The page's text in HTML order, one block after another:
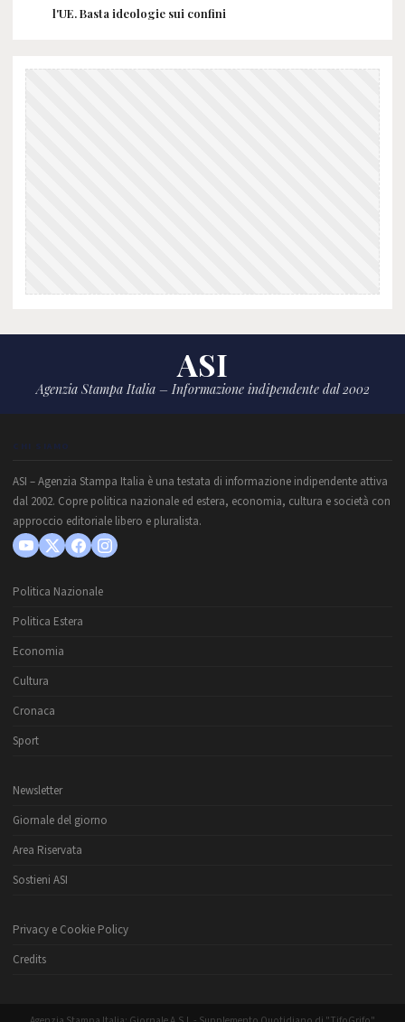
l'UE. Basta ideologie sui confini
ASI
Agenzia Stampa Italia – Informazione indipendente dal 2002
CHI SIAMO
ASI – Agenzia Stampa Italia è una testata di informazione indipendente attiva
dal 2002. Copre politica nazionale ed estera, economia, cultura e società con
approccio editoriale libero e pluralista.
Politica Nazionale
Politica Estera
Economia
Cultura
Cronaca
Sport
Newsletter
Giornale del giorno
Area Riservata
Sostieni ASI
Privacy e Cookie Policy
Credits